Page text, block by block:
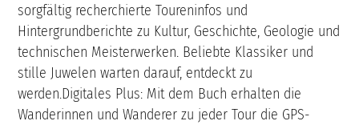
sorgfältig recherchierte Toureninfos und
Hintergrundberichte zu Kultur, Geschichte, Geologie und
technischen Meisterwerken. Beliebte Klassiker und
stille Juwelen warten darauf, entdeckt zu
werden.Digitales Plus: Mit dem Buch erhalten die
Wanderinnen und Wanderer zu jeder Tour die GPS-